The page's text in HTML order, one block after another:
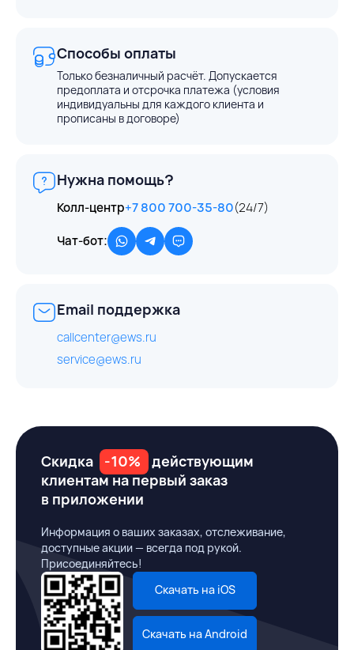
Способы оплаты
Только безналичный расчёт. Допускается
предоплата и отсрочка платежа (условия
индивидуальны для каждого клиента и
прописаны в договоре)
Нужна помощь?
Колл-центр+7 800 700-35-80(24/7)
Чат-бот:
Email поддержка
callcenter@ews.ru
service@ews.ru
Скидка -10%
действующим
клиентам на первый заказ
в приложении
Информация о ваших заказах, отслеживание,
доступные акции — всегда под рукой.
Присоединяйтесь!
Скачать на iOS
Скачать на Android